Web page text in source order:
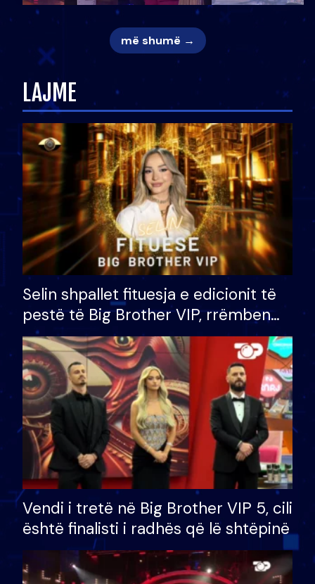
më shumë →
LAJME
Selin shpallet fituesja e edicionit të
pestë të Big Brother VIP, rrëmben
çmimin e madh prej 100 mijë eurosh
Vendi i tretë në Big Brother VIP 5, cili
është finalisti i radhës që lë shtëpinë